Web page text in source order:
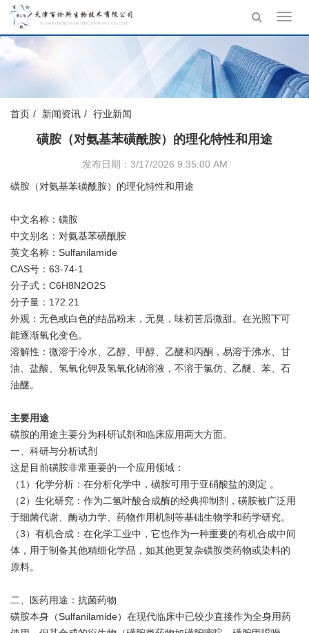
首页 新闻资讯 行业新闻
磺胺（对氨基苯磺酰胺）的理化特性和用途
发布日期：3/17/2026 9:35:00 AM
磺胺（对氨基苯磺酰胺）的理化特性和用途
中文名称：磺胺
中文别名：对氨基苯磺酰胺
英文名称：Sulfanilamide
CAS号：63-74-1
分子式：C6H8N2O2S
分子量：172.21
外观：无色或白色的结晶粉末，无臭，味初苦后微甜。在光照下可
能逐渐氧化变色。
溶解性：微溶于冷水、乙醇、甲醇、乙醚和丙酮，易溶于沸水、甘
油、盐酸、氢氧化钾及氢氧化钠溶液，不溶于氯仿、乙醚、苯、石
油醚。
主要用途
磺胺的用途主要分为科研试剂和临床应用两大方面。
一、科研与分析试剂
这是目前磺胺非常重要的一个应用领域：
（1）化学分析：在分析化学中，磺胺可用于亚硝酸盐的测定 。
（2）生化研究：作为二氢叶酸合成酶的经典抑制剂，磺胺被广泛用
于细菌代谢、酶动力学、药物作用机制等基础生物学和药学研究。
（3）有机合成：在化学工业中，它也作为一种重要的有机合成中间
体，用于制备其他精细化学品，如其他更复杂磺胺类药物或染料的
原料。
二、医药用途：抗菌药物
磺胺本身（Sulfanilamide）在现代临床中已较少直接作为全身用药